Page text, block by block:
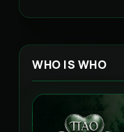
WHO IS WHO